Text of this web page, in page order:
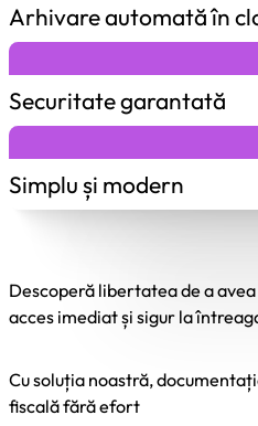
Arhivare automată în
Securitate garantată
Simplu și modern
Descoperă libertatea de a
acces imediat și sigur la
Cu soluția noastră,
fiscală fără efort